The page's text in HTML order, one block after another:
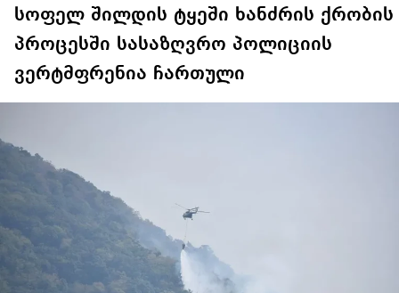
სოფელ შილდის ტყეში ხანძრის ქრობის
პროცესში სასაზღვრო პოლიციის
ვერტმფრენია ჩართული